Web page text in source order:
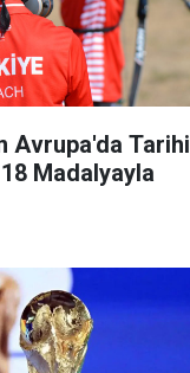
Avrupa'da Tarihi
Madalyayla